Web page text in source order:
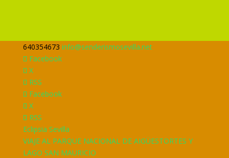
640354673 info@senderismosevilla.net
Facebook
X
RSS
Facebook
X
RSS
Eclipsia Sevilla
VIAJE AL PARQUE NACIONAL DE AIGÜESTORTES Y
LAGO SAN MAURICIO